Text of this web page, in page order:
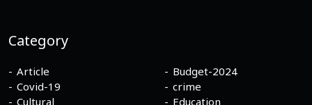
Category
Article
Budget-2024
Covid-19
crime